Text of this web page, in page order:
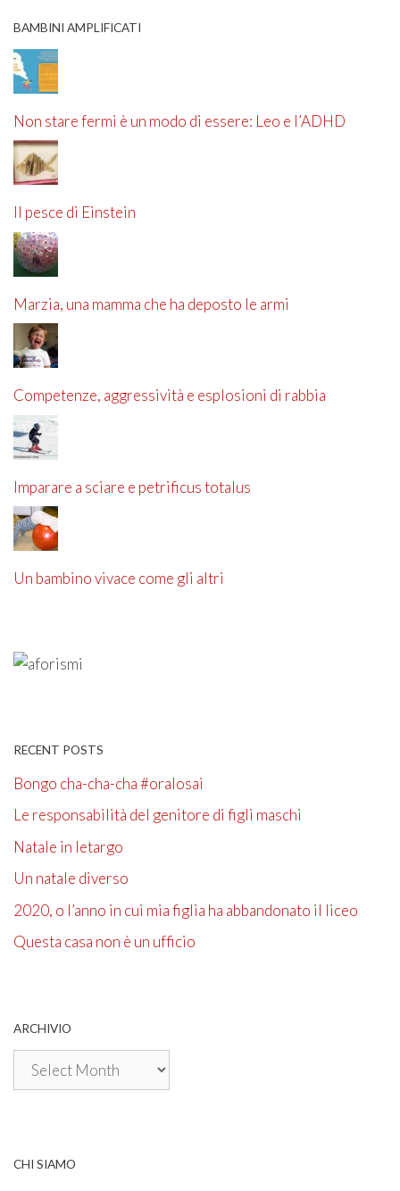
BAMBINI AMPLIFICATI
Non stare fermi è un modo di essere: Leo e l’ADHD
Il pesce di Einstein
Marzia, una mamma che ha deposto le armi
Competenze, aggressività e esplosioni di rabbia
Imparare a sciare e petrificus totalus
Un bambino vivace come gli altri
RECENT POSTS
Bongo cha-cha-cha #oralosai
Le responsabilità del genitore di figli maschi
Natale in letargo
Un natale diverso
2020, o l’anno in cui mia figlia ha abbandonato il liceo
Questa casa non è un ufficio
ARCHIVIO
Archivio
CHI SIAMO